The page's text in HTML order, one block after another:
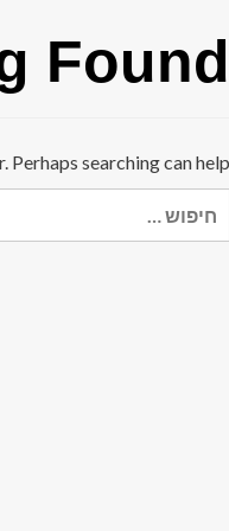
Found
Perhaps searching can help.